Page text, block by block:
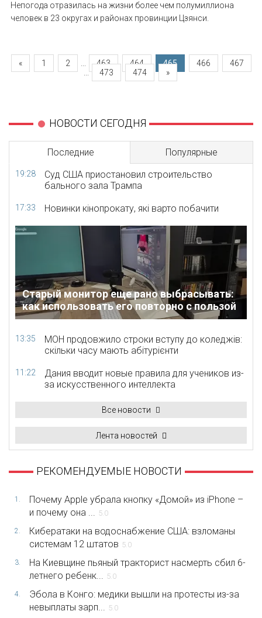
Непогода отразилась на жизни более чем полумиллиона
человек в 23 округах и районах провинции Цзянси.
« 1 2 463 464 465 466
467
473 474 »
НОВОСТИ СЕГОДНЯ
Последние Популярные
19:28
Суд США приостановил строительство
бального зала Трампа
17:33 Новинки кінопрокату, які варто побачити
Старый монитор еще рано выбрасывать:
как использовать его повторно с пользой
13:35
МОН продовжило строки вступу до коледжів:
скільки часу мають абітурієнти
11:22
Дания вводит новые правила для учеников из-
за искусственного интеллекта
Все новости
Лента новостей
РЕКОМЕНДУЕМЫЕ НОВОСТИ
1.
Почему Apple убрала кнопку «Домой» из iPhone –
и почему она ... 5.0
2.
Кибератаки на водоснабжение США: взломаны
системам 12 штатов 5.0
3.
На Киевщине пьяный тракторист насмерть сбил 6-
летнего ребенк... 5.0
4.
Эбола в Конго: медики вышли на протесты из-за
невыплаты зарп... 5.0